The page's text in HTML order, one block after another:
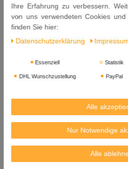
Zutaten: 52% gemahlener roter
Zwiebeln ( Sulfit), Zucker, Aroma,
Sonnenblumenöl, Knoblauchpulver,
E211, E260.
Allergene: Sulfit
Kühl und trocken aufbewahren.
Mindestens Haltbar bis: 10. 10.
Herkunft: Niederlande
Hersteller: Koningsvogel Conservenbedrijf
Ihre Erfahrung zu verbessern.
von uns verwendeten Cookies
finden Sie hier:
Daten­schutz­erklärung
Essenziell Statistik
DHL Wunschzustellung PayPal
Alle
Nur Notwendige
Alle